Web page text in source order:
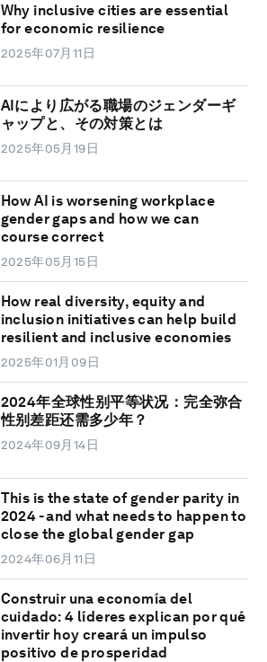
Why inclusive cities are essential
for economic resilience
2025年07月11日
AIにより広がる職場のジェンダーギ
ャップと、その対策とは
2025年05月19日
How AI is worsening workplace
gender gaps and how we can
course correct
2025年05月15日
How real diversity, equity and
inclusion initiatives can help build
resilient and inclusive economies
2025年01月09日
2024年全球性别平等状况：完全弥合
性别差距还需多少年？
2024年09月14日
This is the state of gender parity in
2024 - and what needs to happen to
close the global gender gap
2024年06月11日
Construir una economía del
cuidado: 4 líderes explican por qué
invertir hoy creará un impulso
positivo de prosperidad